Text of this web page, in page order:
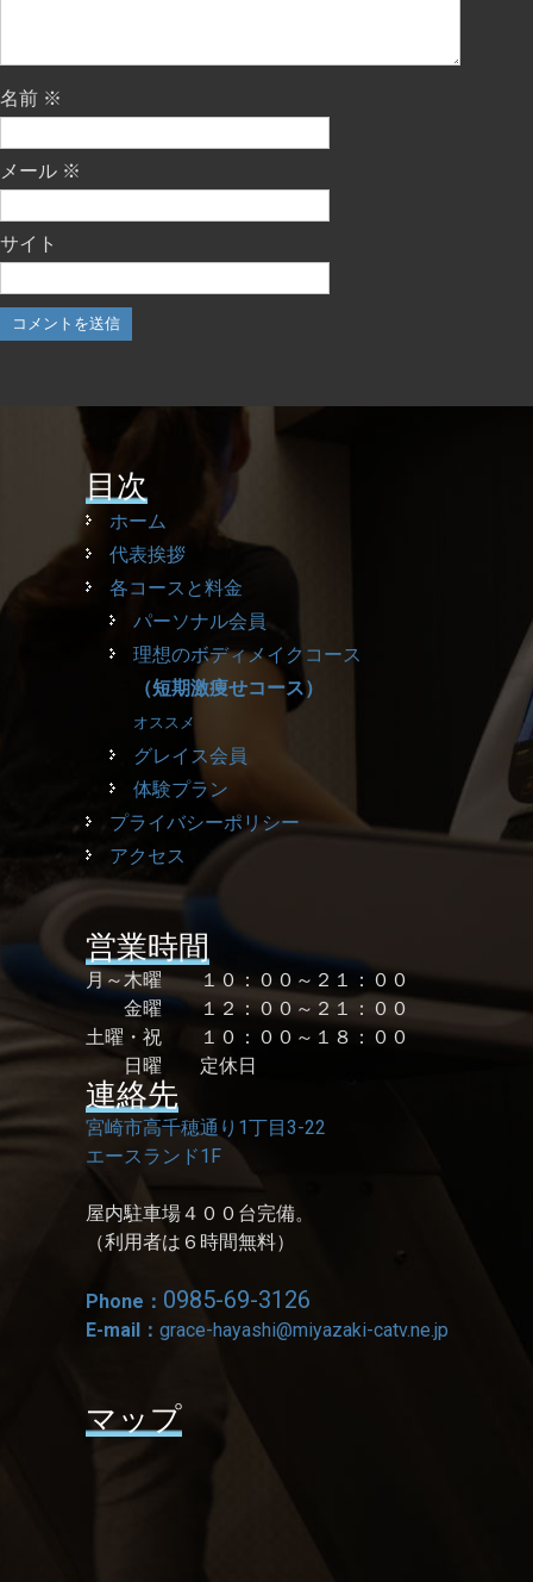
名前 ※
メール ※
サイト
目次
ホーム
代表挨拶
各コースと料金
パーソナル会員
理想のボディメイクコース
（短期激痩せコース）
オススメ
グレイス会員
体験プラン
プライバシーポリシー
アクセス
営業時間
月～木曜 １０：００～２１：００
金曜 １２：００～２１：００
土曜・祝 １０：００～１８：００
日曜 定休日
連絡先
宮崎市高千穂通り1丁目3-22
エースランド1F
屋内駐車場４００台完備。
（利用者は６時間無料）
Phone： 0985-69-3126
E-mail： grace-hayashi@miyazaki-catv.ne.jp
マップ